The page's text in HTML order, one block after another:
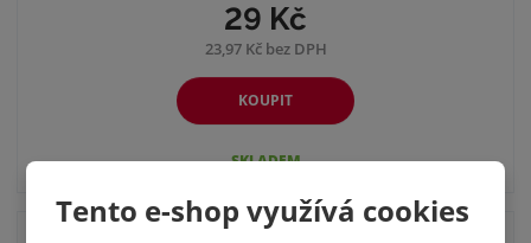
Tento e-shop využívá cookies
29 Kč
23,97 Kč bez DPH
KOUPIT
SKLADEM